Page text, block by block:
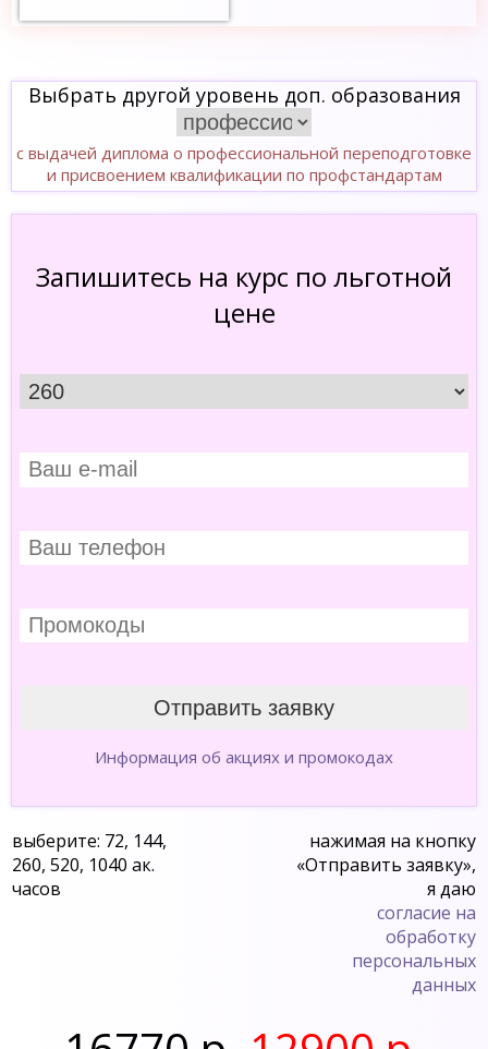
Выбрать другой уровень доп. образования
с выдачей диплома о профессиональной переподготовке
и присвоением квалификации по профстандартам
Запишитесь на курс по льготной
цене
Информация об акциях и промокодах
выберите: 72, 144,
260, 520, 1040 ак.
часов
нажимая на кнопку
«Отправить заявку»,
я даю
согласие на
обработку
персональных
данных